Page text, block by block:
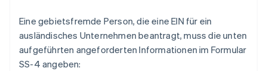
Eine gebietsfremde Person, die eine EIN für ein
ausländisches Unternehmen beantragt, muss die unten
aufgeführten angeforderten Informationen im Formular
SS-4 angeben: